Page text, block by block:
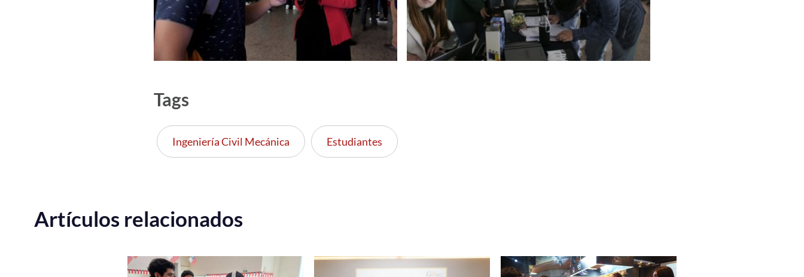
Tags
Ingeniería Civil Mecánica Estudiantes
Artículos relacionados